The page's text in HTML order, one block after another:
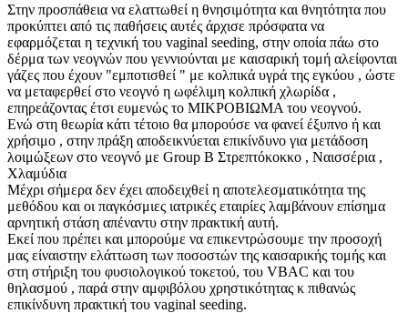
Στην προσπάθεια να ελαττωθεί η θνησιμότητα και θνητότητα που
προκύπτει από τις παθήσεις αυτές άρχισε πρόσφατα να
εφαρμόζεται η τεχνική του vaginal seeding, στην οποία πάω στο
δέρμα των νεογνών που γεννιούνται με καισαρική τομή αλείφονται
γάζες που έχουν "εμποτισθεί " με κολπικά υγρά της εγκύου , ώστε
να μεταφερθεί στο νεογνό η ωφέλιμη κολπική χλωρίδα ,
επηρεάζοντας έτσι ευμενώς το ΜΙΚΡΟΒΙΩΜΑ του νεογνού.
Ενώ στη θεωρία κάτι τέτοιο θα μπορούσε να φανεί έξυπνο ή και
χρήσιμο , στην πράξη αποδεικνύεται επικίνδυνο για μετάδοση
λοιμώξεων στο νεογνό με Group B Στρεπτόκοκκο , Ναισσέρια ,
Χλαμύδια
Μέχρι σήμερα δεν έχει αποδειχθεί η αποτελεσματικότητα της
μεθόδου και οι παγκόσμιες ιατρικές εταιρίες λαμβάνουν επίσημα
αρνητική στάση απέναντυ στην πρακτική αυτή.
Εκεί που πρέπει και μπορούμε να επικεντρώσουμε την προσοχή
μας είναιστην ελάττωση των ποσοστών της καισαρικής τομής και
στη στήριξη του φυσιολογικού τοκετού, του VBAC και του
θηλασμού , παρά στην αμφιβόλου χρηστικότητας κ πιθανώς
επικίνδυνη πρακτική του vaginal seeding.